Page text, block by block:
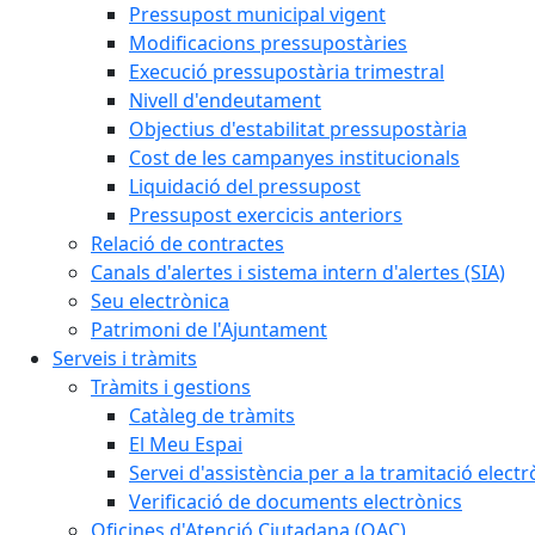
Pressupost municipal vigent
Modificacions pressupostàries
Execució pressupostària trimestral
Nivell d'endeutament
Objectius d'estabilitat pressupostària
Cost de les campanyes institucionals
Liquidació del pressupost
Pressupost exercicis anteriors
Relació de contractes
Canals d'alertes i sistema intern d'alertes (SIA)
Seu electrònica
Patrimoni de l'Ajuntament
Serveis i tràmits
Tràmits i gestions
Catàleg de tràmits
El Meu Espai
Servei d'assistència per a la tramitació
Verificació de documents electrònics